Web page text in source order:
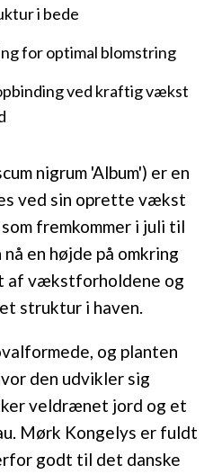
nigrum 'Album') er en
ved sin oprette vækst
fremkommer i juli til
en højde på omkring
af vækstforholdene og
struktur i haven.
og planten
den udvikler sig
veldrænet jord og et
Mørk Kongelys er fuldt
godt til det danske
i bede
for optimal blomstring
ved kraftig vækst